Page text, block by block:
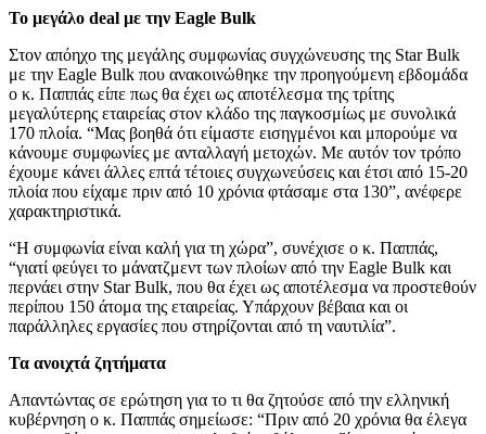
Το μεγάλο deal με την Eagle Bulk
Στον απόηχο της μεγάλης συμφωνίας συγχώνευσης της Star Bulk
με την Eagle Bulk που ανακοινώθηκε την προηγούμενη εβδομάδα
ο κ. Παππάς είπε πως θα έχει ως αποτέλεσμα της τρίτης
μεγαλύτερης εταιρείας στον κλάδο της παγκοσμίως με συνολικά
170 πλοία. “Μας βοηθά ότι είμαστε εισηγμένοι και μπορούμε να
κάνουμε συμφωνίες με ανταλλαγή μετοχών. Με αυτόν τον τρόπο
έχουμε κάνει άλλες επτά τέτοιες συγχωνεύσεις και έτσι από 15-20
πλοία που είχαμε πριν από 10 χρόνια φτάσαμε στα 130”, ανέφερε
χαρακτηριστικά.
“Η συμφωνία είναι καλή για τη χώρα”, συνέχισε ο κ. Παππάς,
“γιατί φεύγει το μάνατζμεντ των πλοίων από την Eagle Bulk και
περνάει στην Star Bulk, που θα έχει ως αποτέλεσμα να προστεθούν
περίπου 150 άτομα της εταιρείας. Υπάρχουν βέβαια και οι
παράλληλες εργασίες που στηρίζονται από τη ναυτιλία”.
Τα ανοιχτά ζητήματα
Απαντώντας σε ερώτηση για το τι θα ζητούσε από την ελληνική
κυβέρνηση ο κ. Παππάς σημείωσε: “Πριν από 20 χρόνια θα έλεγα